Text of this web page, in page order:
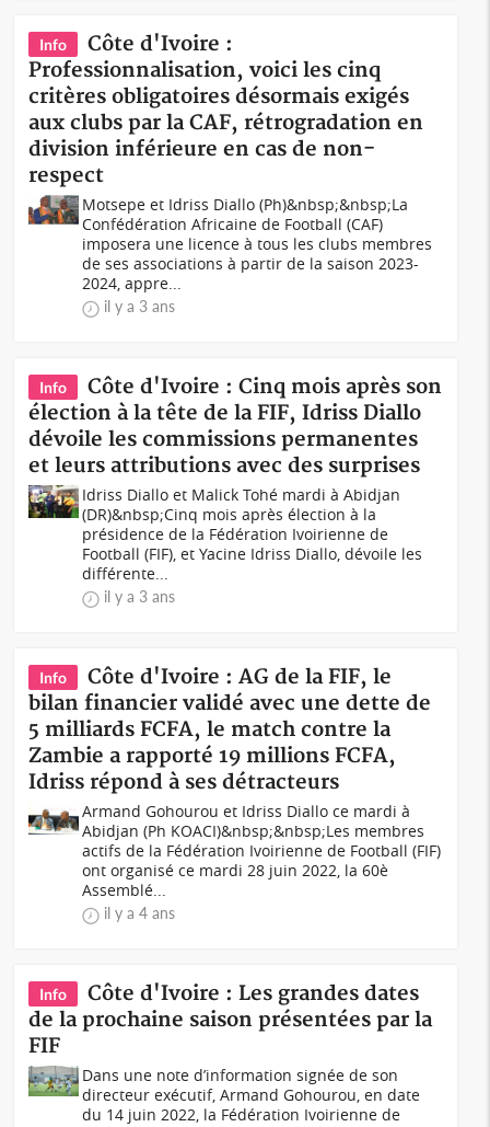
Info
Côte d'Ivoire :
Professionnalisation, voici les cinq
critères obligatoires désormais exigés
aux clubs par la CAF, rétrogradation en
division inférieure en cas de non-
respect
Motsepe et Idriss Diallo (Ph)&nbsp;&nbsp;La
Confédération Africaine de Football (CAF)
imposera une licence à tous les clubs membres
de ses associations à partir de la saison 2023-
2024, appre...
il y a 3 ans
Info
Côte d'Ivoire : Cinq mois après son
élection à la tête de la FIF, Idriss Diallo
dévoile les commissions permanentes
et leurs attributions avec des surprises
Idriss Diallo et Malick Tohé mardi à Abidjan
(DR)&nbsp;Cinq mois après élection à la
présidence de la Fédération Ivoirienne de
Football (FIF), et Yacine Idriss Diallo, dévoile les
différente...
il y a 3 ans
Info
Côte d'Ivoire : AG de la FIF, le
bilan financier validé avec une dette de
5 milliards FCFA, le match contre la
Zambie a rapporté 19 millions FCFA,
Idriss répond à ses détracteurs
Armand Gohourou et Idriss Diallo ce mardi à
Abidjan (Ph KOACI)&nbsp;&nbsp;Les membres
actifs de la Fédération Ivoirienne de Football (FIF)
ont organisé ce mardi 28 juin 2022, la 60è
Assemblé...
il y a 4 ans
Info
Côte d'Ivoire : Les grandes dates
de la prochaine saison présentées par la
FIF
Dans une note d’information signée de son
directeur exécutif, Armand Gohourou, en date
du 14 juin 2022, la Fédération Ivoirienne de